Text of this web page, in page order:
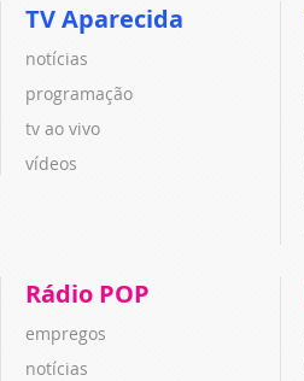
TV Aparecida
notícias
programação
tv ao vivo
vídeos
Rádio POP
empregos
notícias